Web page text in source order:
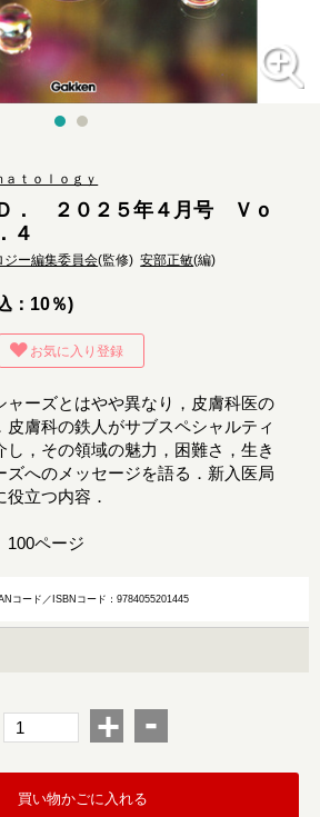
ｔｏｌｏｇｙ
． ２０２５年４月号 Ｖｏ
４
ジー編集委員会(監修)安部正敏(編)
：10％)
お気に入り登録
ャーズとはやや異なり，皮膚科医の
皮膚科の鉄人がサブスペシャルティ
し，その領域の魅力，困難さ，生き
ズへのメッセージを語る．新入医局
役立つ内容．
ページ
コード／ISBNコード：9784055201445
+ -
買い物かごに入れる